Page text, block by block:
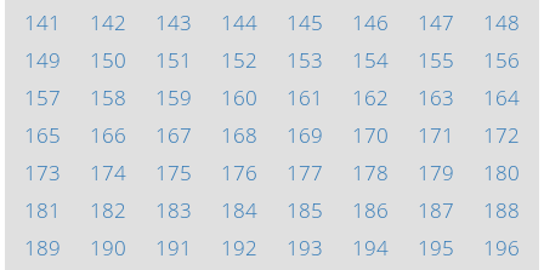
141
142 143 144 145 146 147
148
149
150 151 152 153 154 155
156
157
158 159 160 161 162 163
164
165
166 167 168 169 170 171
172
173
174 175 176 177 178 179
180
181
182 183 184 185 186 187
188
189
190 191 192 193 194 195
196